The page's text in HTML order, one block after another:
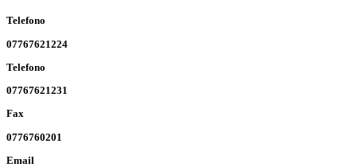
Telefono
07767621224
Telefono
07767621231
Fax
0776760201
Email